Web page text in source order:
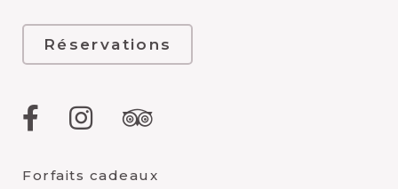
Réservations
FacebookInstagramTripAdvisor
Forfaits cadeaux